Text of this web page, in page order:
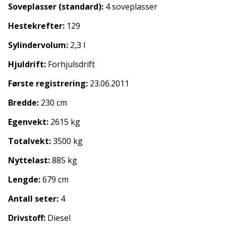
Frank Malin: 93002829
Svein Roger Nordbakk: 90922999
Soveplasser (standard): 4 soveplasser
Hestekrefter: 129
Sylindervolum: 2,3 l
Hjuldrift: Forhjulsdrift
Første registrering: 23.06.2011
Bredde: 230 cm
Egenvekt: 2615 kg
Totalvekt:3500 kg
Nyttelast:885 kg
Lengde:679 cm
Antall seter: 4
Drivstoff: Diesel